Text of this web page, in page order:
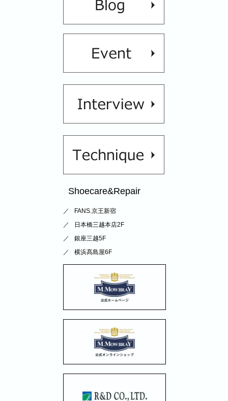
Shoecare&Repair
FANS.京王新宿
日本橋三越本店2F
銀座三越5F
横浜髙島屋6F